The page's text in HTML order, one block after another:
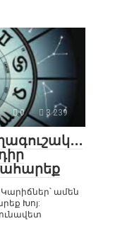
0 3 239
ամեն
Խոյ: